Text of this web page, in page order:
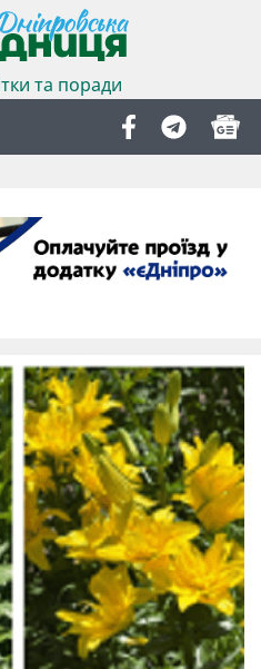
та поради